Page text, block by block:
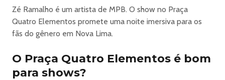
Zé Ramalho é um artista de MPB. O show no Praça
Quatro Elementos promete uma noite imersiva para os
fãs do gênero em Nova Lima.
O Praça Quatro Elementos é bom
para shows?